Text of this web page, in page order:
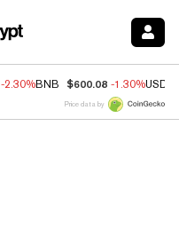
-2.30%BNB $600.08 -1.30%USDC
Price data by